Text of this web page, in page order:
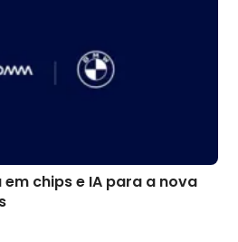
chips e IA para a nova